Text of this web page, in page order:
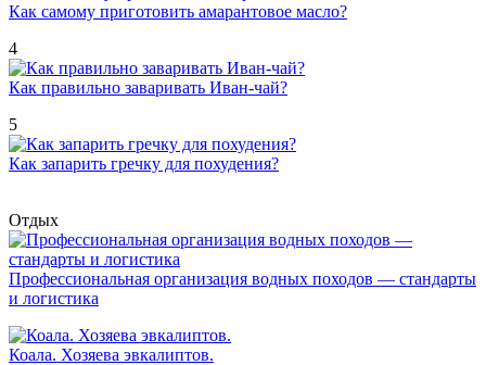
Как самому приготовить амарантовое масло?
4
Как правильно заваривать Иван-чай?
5
Как запарить гречку для похудения?
Отдых
Профессиональная организация водных походов — стандарты
и логистика
Коала. Хозяева эвкалиптов.